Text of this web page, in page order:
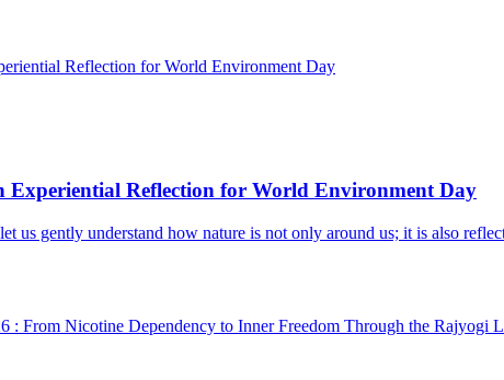
Experiential Reflection for World Environment Day
us gently understand how nature is not only around us; it is also